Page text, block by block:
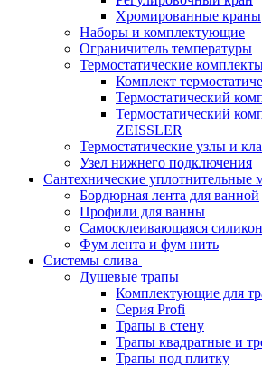
Хромированные краны
Наборы и комплектующие
Ограничитель температуры
Термостатические
Комплект
Термостатический
Термостатический
ZEISSLER
Термостатические узлы и
Узел нижнего подключения
Сантехнические уплотнительные
Бордюрная лента для ванной
Профили для ванны
Самосклеивающаяся
Фум лента и фум нить
Системы слива
Душевые трапы
Комплектующие для
Серия Profi
Трапы в стену
Трапы квадратные и
Трапы под плитку